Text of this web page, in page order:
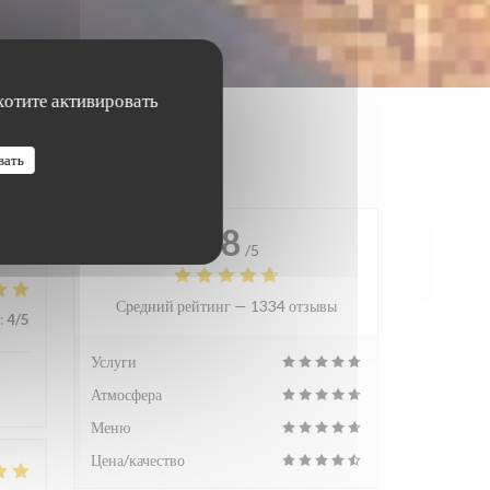
активировать
: 4/5
4.8 /5
Средний рейтинг — 1334 отзывы
Услуги
Атмосфера
Меню
Цена/качество